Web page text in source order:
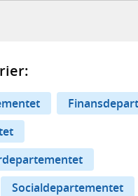
webbplats,
din e-postklient,
Socialdepartementet